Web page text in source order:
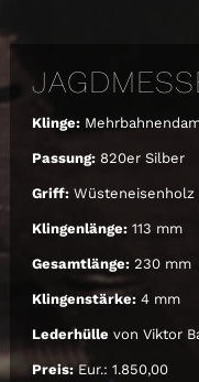
Klinge:
Passung:820er Silber
Griff:Wüsteneisenholz
Klingenlänge:113 mm
Gesamtlänge:230 mm
Klingenstärke:4 mm
Lederhülle von Viktor
Preis:Eur.: 1.850,00